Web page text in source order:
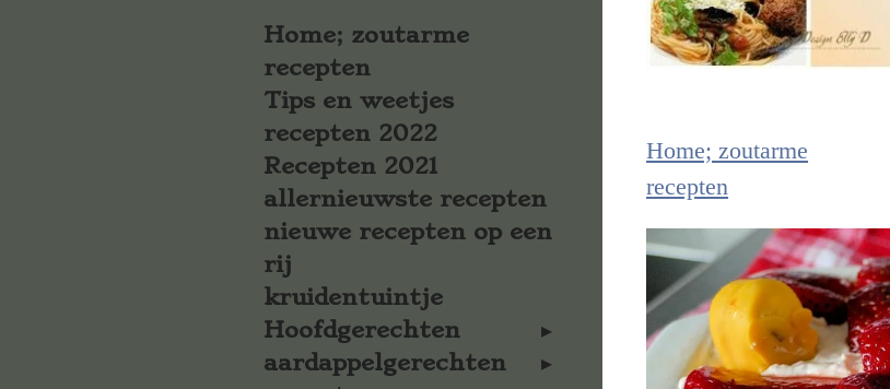
Home; zoutarme
recepten
Home; zoutarme
recepten
Tips en weetjes
recepten 2022
Recepten 2021
allernieuwste recepten
nieuwe recepten op een
rij
kruidentuintje
Hoofdgerechten
aardappelgerechten